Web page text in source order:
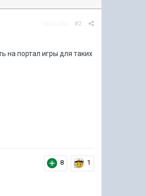
#2
на портал игры для таких
8 1